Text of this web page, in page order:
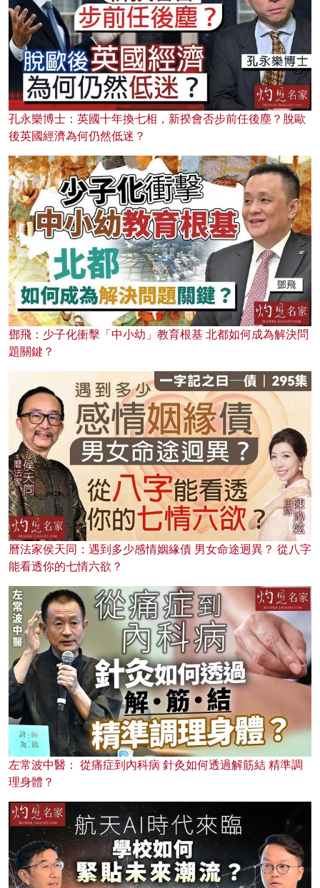
孔永樂博士：英國十年換七相，新揆會否步前任後塵？脫歐
後英國經濟為何仍然低迷？
鄧飛：少子化衝擊「中小幼」教育根基 北都如何成為解決問
題關鍵？
曆法家侯天同：遇到多少感情姻緣債 男女命途迥異？ 從八字
能看透你的七情六欲？
左常波中醫： 從痛症到內科病 針灸如何透過解筋結 精準調
理身體？